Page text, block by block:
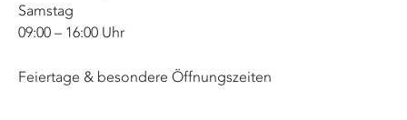
Samstag
09:00 – 16:00 Uhr
Feiertage & besondere Öffnungszeiten